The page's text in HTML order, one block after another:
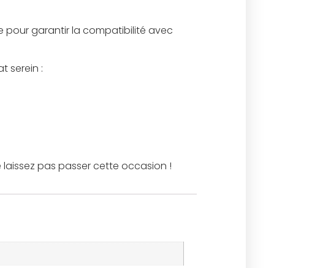
pour garantir la compatibilité avec
serein :
pas passer cette occasion !